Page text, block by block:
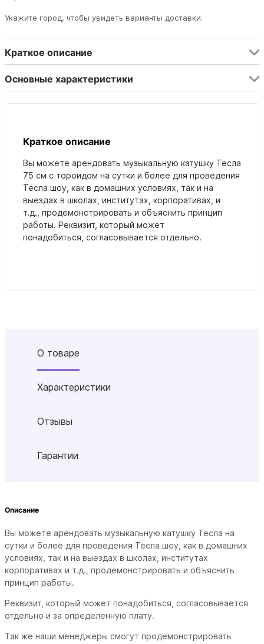
Укажите город, чтобы увидеть варианты доставки.
Краткое описание
Основные характеристики
Краткое описание
Вы можете арендовать музыкальную катушку Тесла
75 см с тороидом на сутки и более для проведения
Тесла шоу, как в домашних условиях, так и на
выездах в школах, институтах, корпоративах, и
т.д., продемонстрировать и объяснить принцип
работы. Реквизит, который может
понадобиться, согласовывается отдельно.
О товаре
Характеристики
Отзывы
Гарантии
Описание
Вы можете арендовать музыкальную катушку Тесла на
сутки и более для проведения Тесла шоу, как в домашних
условиях, так и на выездах в школах, институтах
корпоративах и т.д., продемонстрировать и объяснить
принцип работы.
Реквизит, который может понадобиться, согласовывается
отдельно и за определенную плату.
Так же наши менеджеры смогут продемонстрировать